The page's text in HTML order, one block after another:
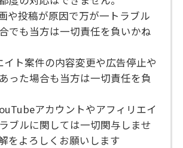
や投稿が原因で万が一トラブル
でも当方は一切責任を負いかね
イト案件の内容変更や広告停止や
った場合も当方は一切責任を負
アカウントやアフィリエイ
ブルに関しては一切関与しませ
をよろしくお願いします